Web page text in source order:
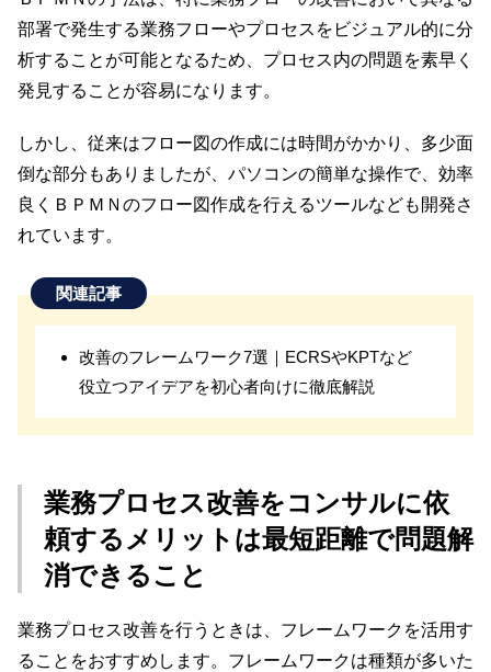
部署で発生する業務フローやプロセスをビジュアル的に分
析することが可能となるため、プロセス内の問題を素早く
発見することが容易になります。
しかし、従来はフロー図の作成には時間がかかり、多少面
倒な部分もありましたが、パソコンの簡単な操作で、効率
良くＢＰＭＮのフロー図作成を行えるツールなども開発さ
れています。
関連記事
改善のフレームワーク7選｜ECRSやKPTなど
役立つアイデアを初心者向けに徹底解説
業務プロセス改善をコンサルに依
頼するメリットは最短距離で問題解
消できること
業務プロセス改善を行うときは、フレームワークを活用す
ることをおすすめします。フレームワークは種類が多いた